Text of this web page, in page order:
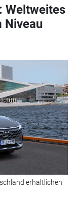
Weltweites
Niveau
erhältlichen